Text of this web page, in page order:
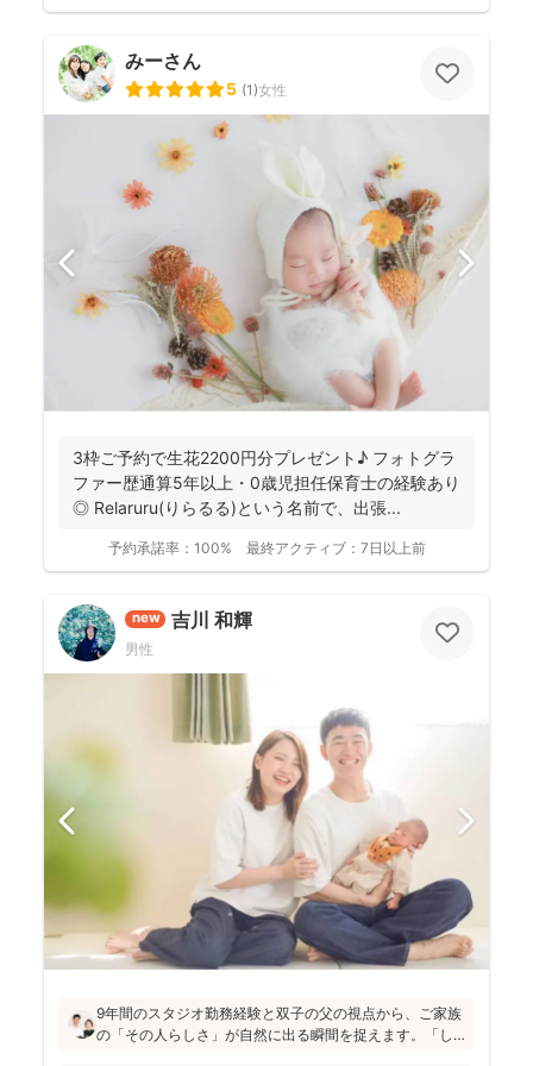
みーさん
5 (1)女性
3枠ご予約で生花2200円分プレゼント♪ フォトグラ
ファー歴通算5年以上・0歳児担任保育士の経験あり
◎ Relaruru(りらるる)という名前で、出張...
予約承諾率： 100% 最終アクティブ： 7日以上前
new 吉川 和輝
男性
9年間のスタジオ勤務経験と双子の父の視点から、ご家族
の「その人らしさ」が自然に出る瞬間を捉えます。「し